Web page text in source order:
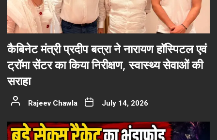
कैबिनेट मंत्री प्रदीप बत्रा ने नारायण हॉस्पिटल एवं
ट्रॉमा सेंटर का किया निरीक्षण, स्वास्थ्य सेवाओं की
सराहा
Rajeev Chawla July 14, 2026